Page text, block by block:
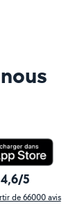
4,6/5
de 66000 avis